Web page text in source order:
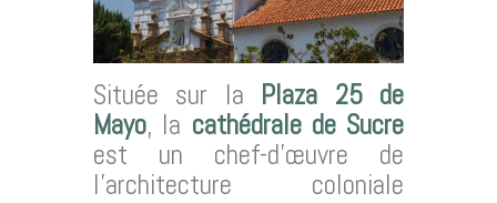
Située sur la Plaza 25 de
Mayo, la cathédrale de Sucre
est un chef-d’œuvre de
l’architecture coloniale